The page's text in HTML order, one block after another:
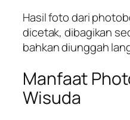
Hasil foto dari
dicetak, dibagikan
bahkan diunggah
Manfaat
Wisuda